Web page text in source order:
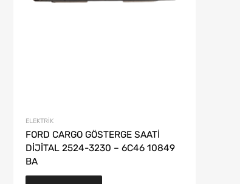
ELEKTRIK
FORD CARGO GÖSTERGE SAATİ
DİJİTAL 2524-3230 – 6C46 10849
BA